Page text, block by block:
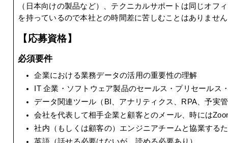
（日本向けの製品など）、テクニカルサポートは同じオフ
を持っているので本社との時間差に苦しむことはありませ
【応募資格】
必須要件
企業における業務データの活用の重要性の理解
IT 企業・ソフトウェア製品のセールス・プリセールス
データ関連ツール（BI、アナリティクス、RPA、予実
会社を代表して相手企業と顧客とのメール、時には
社内（もしくは顧客の）エンジニアチームと協業する